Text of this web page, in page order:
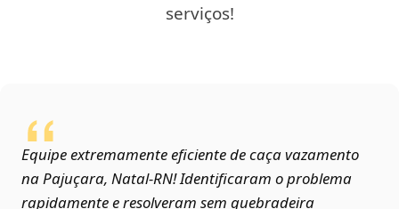
serviços!
Equipe extremamente eficiente de caça vazamento
na Pajuçara, Natal‑RN! Identificaram o problema
rapidamente e resolveram sem quebradeira